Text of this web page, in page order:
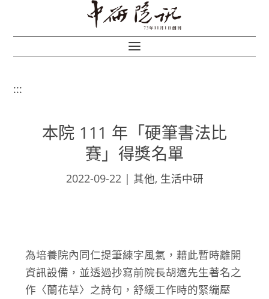
:::
本院 111 年「硬筆書法比
賽」得獎名單
2022-09-22| 其他, 生活中研
為培養院內同仁提筆練字風氣，藉此暫時離開
資訊設備，並透過抄寫前院長胡適先生著名之
作〈蘭花草〉之詩句，舒緩工作時的緊繃壓